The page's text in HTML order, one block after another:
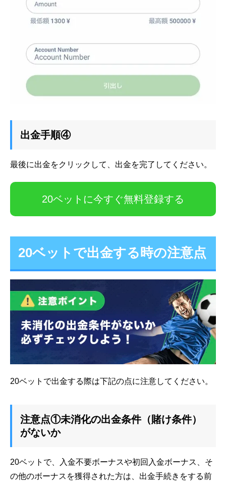
出金手順④
最後に出金をクリックして、出金を完了してください。
20ベットに今すぐ無料登録する
20ベットで出金する時の注意点
20ベットで出金する際は下記の点に注意してください。
注意点①未消化の出金条件（賭け条件）
がないか
20ベットで、入金不要ボーナスや初回入金ボーナス、そ
の他のボーナスを獲得された方は、出金手続きをする前